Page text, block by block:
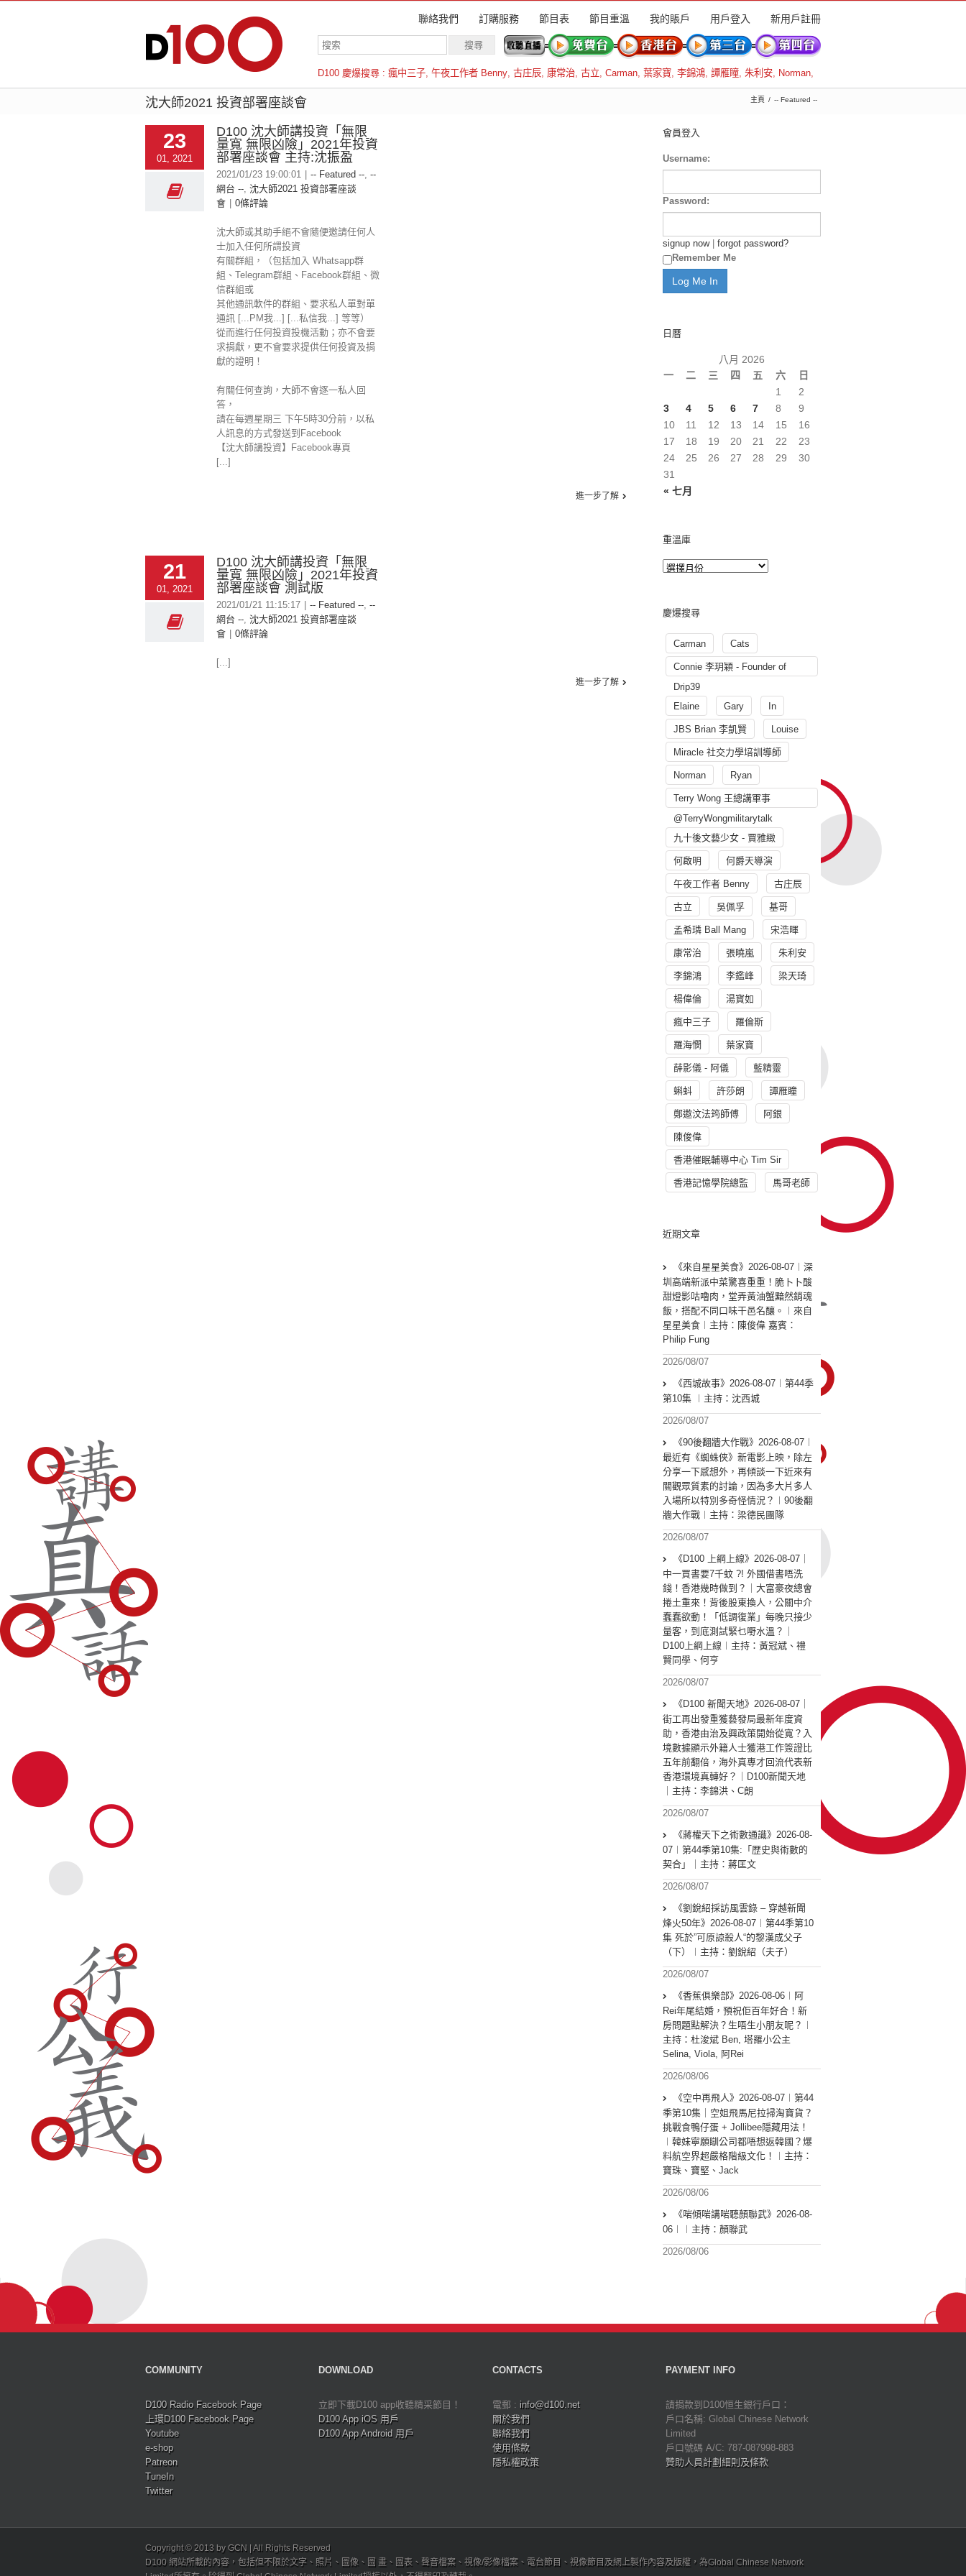
聯絡我們 訂購服務 節目表 節目重溫 我的賬戶 用戶登入 新用戶註冊
D100 慶爆搜尋 : 瘋中三子, 午夜工作者 Benny, 古庄辰, 康常治, 古立, Carman, 葉家寶, 李錦鴻, 譚雁瞳, 朱利安, Norman,
羅倫斯
沈大師2021 投資部署座談會 主頁 -- Featured --
23
01, 2021
D100 沈大師講投資「無限
量寬 無限凶險」2021年投資
部署座談會 主持:沈振盈
2021/01/23 19:00:01 -- Featured --, --
網台 --, 沈大師2021 投資部署座談
會
0條評論
沈大師或其助手絕不會隨便邀請任何人
士加入任何所謂投資
有關群組，（包括加入 Whatsapp群
組、Telegram群組、Facebook群組、微
信群組或
其他通訊軟件的群組、要求私人單對單
通訊 [...PM我...] [...私信我...] 等等）
從而進行任何投資投機活動；亦不會要
求捐獻，更不會要求提供任何投資及捐
獻的證明！
有關任何查詢，大師不會逐一私人回
答，
請在每週星期三 下午5時30分前，以私
人訊息的方式發送到Facebook
【沈大師講投資】Facebook專頁
[...]
進一步了解
21
01, 2021
D100 沈大師講投資「無限
量寬 無限凶險」2021年投資
部署座談會 測試版
2021/01/21 11:15:17 -- Featured --, --
網台 --, 沈大師2021 投資部署座談
會
0條評論
[...]
進一步了解
會員登入
Username:
Password:
signup now| forgot password?
Remember Me
日曆
八月 2026
一
二 三 四 五 六 日
« 七月
1
2
3
4 5 6 7 8
9
10
11 12 13 14 15
16
17
18 19 20 21 22
23
24
25 26 27 28 29
30
31
重溫庫
慶爆搜尋
Carman Cats
Connie 李玥穎 - Founder of
Drip39
Elaine
Gary In
JBS Brian 李凱賢 Louise
Miracle 社交力學培訓導師
Norman Ryan
Terry Wong 王總講軍事
@TerryWongmilitarytalk
九十後文藝少女 - 賈雅緻
何啟明 何爵天導演
午夜工作者 Benny 古庄辰
古立 吳佩孚 基哥
孟希璘 Ball Mang 宋浩暉
康常治 張曉嵐 朱利安
李錦鴻 李鑑峰 梁天琦
楊偉倫 湯寳如
瘋中三子 羅倫斯
羅海憫 葉家寶
薛影儀 - 阿儀 藍精靈
蝌蚪 許莎朗 譚雁瞳
鄭遨汶法筠師傅 阿銀
陳俊偉
香港催眠輔導中心 Tim Sir
香港記憶學院總監 馬哥老師
近期文章
《來自星星美食》2026-08-07︱深
圳高端新派中菜驚喜重重！脆卜卜酸
甜燈影咕嚕肉，堂弄黃油蟹黯然銷魂
飯，搭配不同口味干邑名釀。︱來自
星星美食︱主持：陳俊偉 嘉賓：
Philip Fung
2026/08/07
《西城故事》2026-08-07︱第44季
第10集 ︱主持：沈西城
2026/08/07
《90後翻牆大作戰》2026-08-07︱
最近有《蜘蛛俠》新電影上映，除左
分享一下感想外，再傾談一下近來有
關觀眾質素的討論，因為多大片多人
入場所以特別多奇怪情況？︱90後翻
牆大作戰︱主持：梁德民團隊
2026/08/07
《D100 上綱上線》2026-08-07｜
中一買書要7千蚊 ?! 外國借書唔洗
錢！香港幾時做到？｜大富豪夜總會
捲土重來！背後股東換人，公關中介
蠢蠢欲動！「低調復業」每晚只接少
量客，到底測試緊乜嘢水溫？｜
D100上綱上線︱主持：黃冠斌、禮
賢同學、何亨
2026/08/07
《D100 新聞天地》2026-08-07｜
街工再出發重獲藝發局最新年度資
助，香港由治及興政策開始從寬？入
境數據顯示外籍人士獲港工作簽證比
五年前翻倍，海外真專才回流代表新
香港環境真轉好？｜D100新聞天地
｜主持：李錦洪、C朗
2026/08/07
《蔣權天下之術數通識》2026-08-
07︱第44季第10集:「歴史與術數的
契合」｜主持：蔣匡文
2026/08/07
《劉銳紹採訪風雲錄 – 穿越新聞
烽火50年》2026-08-07︱第44季第10
集 死於”可原諒殺人“的黎漢成父子
（下）︱主持：劉銳紹（夫子）
2026/08/07
《香蕉俱樂部》2026-08-06︱阿
Rei年尾結婚，預祝佢百年好合！新
房問題點解決？生唔生小朋友呢？︱
主持：杜浚斌 Ben, 塔羅小公主
Selina, Viola, 阿Rei
2026/08/06
《空中再飛人》2026-08-07︱第44
季第10集｜空姐飛馬尼拉掃淘寶貨？
挑戰食鴨仔蛋 + Jollibee隱藏用法！
︱韓妹寧願瞓公司都唔想返韓國？爆
料航空界超嚴格階級文化！︱主持：
寶珠、寶堅、Jack
2026/08/06
《啱傾啱講啱聽顏聯武》2026-08-
06︱︱主持：顏聯武
2026/08/06
COMMUNITY
D100 Radio Facebook Page
上環D100 Facebook Page
Youtube
e-shop
Patreon
TuneIn
Twitter
DOWNLOAD
立即下載D100 app收聽精采節目！
D100 App iOS 用戶
D100 App Android 用戶
CONTACTS
電郵 : info@d100.net
關於我們
聯絡我們
使用條款
隱私權政策
PAYMENT INFO
請捐款到D100恒生銀行戶口：
戶口名稱: Global Chinese Network
Limited
戶口號碼 A/C: 787-087998-883
贊助人員計劃細則及條款
Copyright © 2013 by GCN | All Rights Reserved
D100 網站所載的內容，包括但不限於文字、照片、圖像、圖 畫、圖表、聲音檔案、視像/影像檔案、電台節目、視像節目及網上製作內容及版權，為Global Chinese Network